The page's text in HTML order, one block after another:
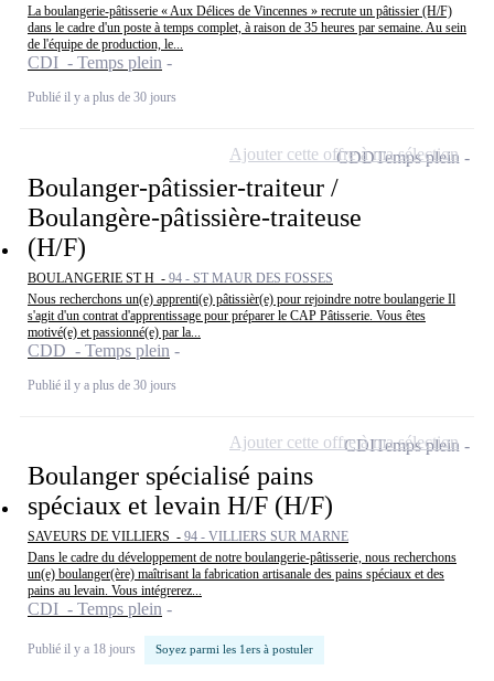
La boulangerie-pâtisserie « Aux Délices de Vincennes » recrute un pâtissier (H/F)
dans le cadre d'un poste à temps complet, à raison de 35 heures par semaine. Au sein
de l'équipe de production, le...
CDI - Temps plein
Publié il y a plus de 30 jours
Boulanger-pâtissier-traiteur /
Boulangère-pâtissière-traiteuse
(H/F)
BOULANGERIE ST H - 94 - ST MAUR DES FOSSES
Nous recherchons un(e) apprenti(e) pâtissièr(e) pour rejoindre notre boulangerie Il
s'agit d'un contrat d'apprentissage pour préparer le CAP Pâtisserie. Vous êtes
motivé(e) et passionné(e) par la...
CDD - Temps plein
Publié il y a plus de 30 jours
CDDTemps plein
Ajouter cette offre à ma sélection
Boulanger spécialisé pains
spéciaux et levain H/F (H/F)
SAVEURS DE VILLIERS - 94 - VILLIERS SUR MARNE
Dans le cadre du développement de notre boulangerie-pâtisserie, nous recherchons
un(e) boulanger(ère) maîtrisant la fabrication artisanale des pains spéciaux et des
pains au levain. Vous intégrerez...
CDI - Temps plein
Publié il y a 18 jours Soyez parmi les 1ers à postuler
CDITemps plein
Ajouter cette offre à ma sélection